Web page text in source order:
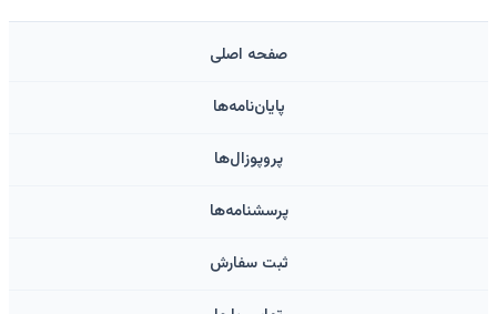
صفحه اصلی
پایان‌نامه‌ها
پروپوزال‌ها
پرسشنامه‌ها
ثبت سفارش